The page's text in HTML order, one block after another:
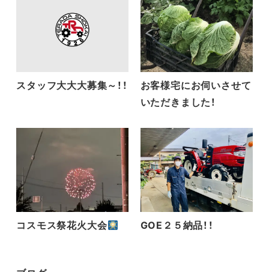
スタッフ大大大募集～！！
お客様宅にお伺いさせて
いただきました！
コスモス祭花火大会 GOE２５納品！！